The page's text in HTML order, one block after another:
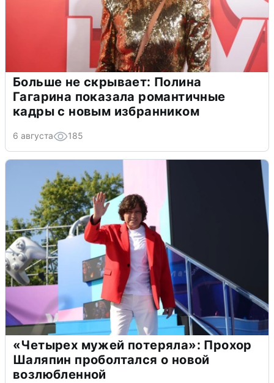
Больше не скрывает: Полина
Гагарина показала романтичные
кадры с новым избранником
6 августа 185
«Четырех мужей потеряла»: Прохор
Шаляпин проболтался о новой
возлюбленной